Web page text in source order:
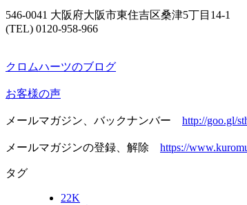
546-0041 大阪府大阪市東住吉区桑津5丁目14-1
(TEL) 0120-958-966
クロムハーツのブログ
お客様の声
メールマガジン、バックナンバー http://goo.gl/
メールマガジンの登録、解除 https://
タグ
22K